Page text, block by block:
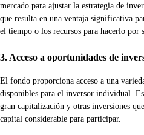
mercado para ajustar la estrategia de
que resulta en una ventaja significativa
el tiempo o los recursos para hacerlo por
3. Acceso a oportunidades de
El fondo proporciona acceso a una
disponibles para el inversor individual.
gran capitalización y otras inversiones
capital considerable para participar.